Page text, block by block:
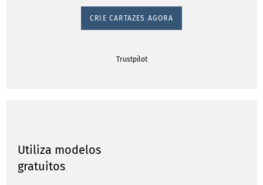
CRIE CARTAZES AGORA
Trustpilot
Utiliza modelos
gratuitos